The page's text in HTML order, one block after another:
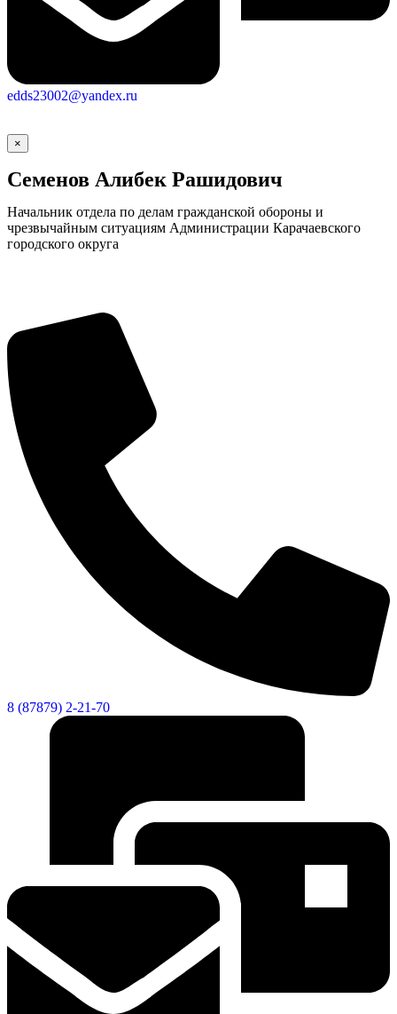
edds23002@yandex.ru
×
Семенов Алибек Рашидович
Начальник отдела по делам гражданской обороны и
чрезвычайным ситуациям Администрации Карачаевского
городского округа
8 (87879) 2-21-70